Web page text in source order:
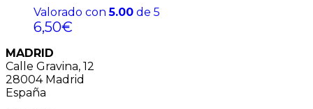
Valorado con5.00 de 5
6,50€
MADRID
Calle Gravina, 12
28004 Madrid
España